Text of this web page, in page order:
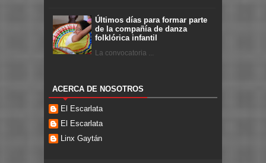
Últimos días para formar parte
de la compañía de danza
folklórica infantil
La convocatoria ...
ACERCA DE NOSOTROS
El Escarlata
El Escarlata
Linx Gaytán